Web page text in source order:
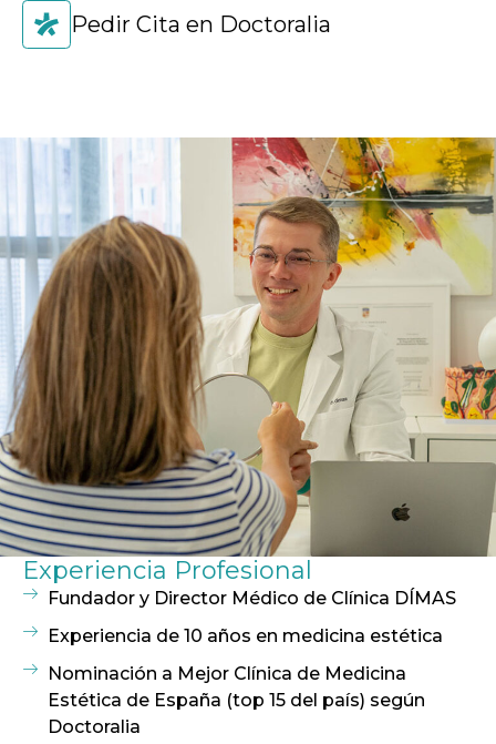
Pedir Cita en Doctoralia
Experiencia Profesional
Fundador y Director Médico de Clínica DÍMAS
Experiencia de 10 años en medicina estética
Nominación a Mejor Clínica de Medicina
Estética de España (top 15 del país) según
Doctoralia